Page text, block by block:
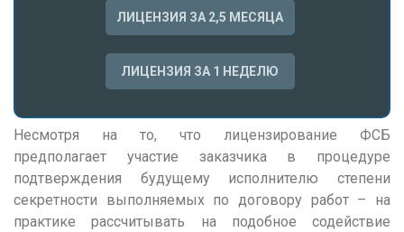
ЛИЦЕНЗИЯ ЗА 2,5 МЕСЯЦА
ЛИЦЕНЗИЯ ЗА 1 НЕДЕЛЮ
Несмотря на то, что лицензирование ФСБ
предполагает участие заказчика в процедуре
подтверждения будущему исполнителю степени
секретности выполняемых по договору работ – на
практике рассчитывать на подобное содействие
Оренбург
П
Пенза
Пермь
Р